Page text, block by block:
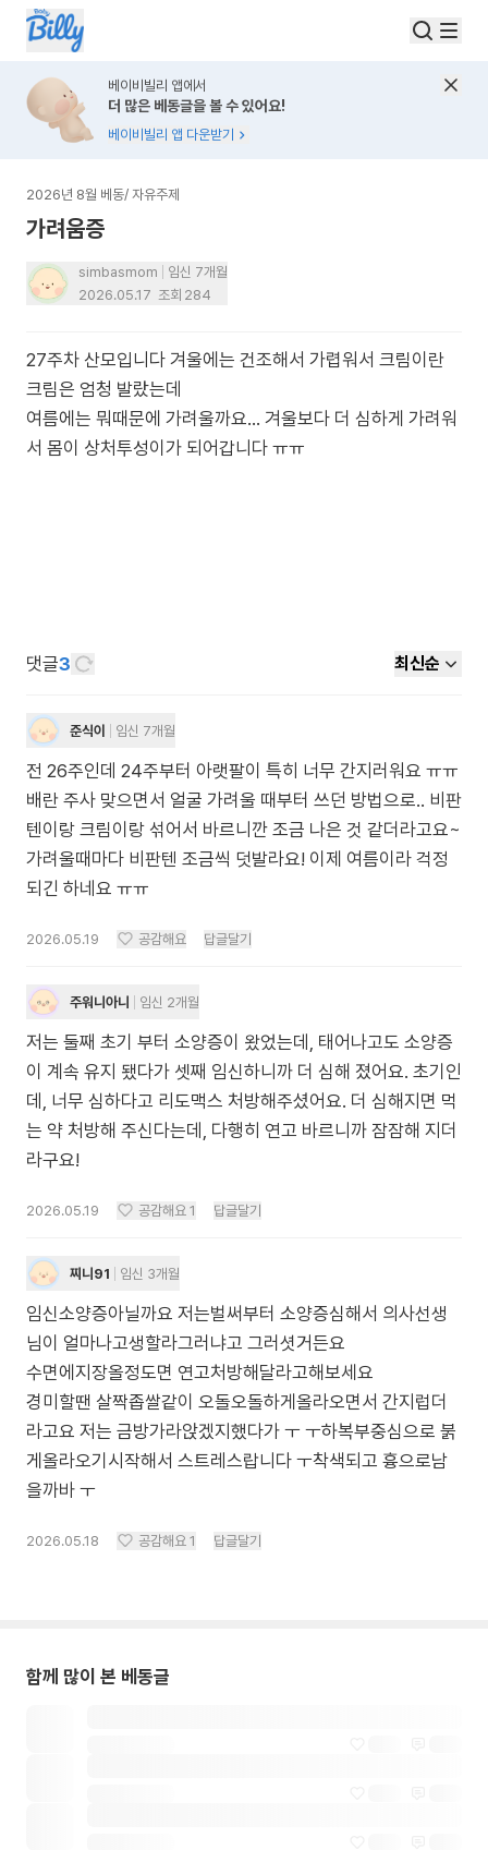
베이비빌리 앱에서
더 많은 베동글을 볼 수 있어요!
베이비빌리 앱 다운받기
2026년 8월 베동/ 자유주제
가려움증
simbasmom
임신 7개월
2026.05.17 조회 284
27주차 산모입니다 겨울에는 건조해서 가렵워서 크림이란
크림은 엄청 발랐는데
여름에는 뭐때문에 가려울까요... 겨울보다 더 심하게 가려워
서 몸이 상처투성이가 되어갑니다 ㅠㅠ
댓글3 최신순
준식이 임신 7개월
전 26주인데 24주부터 아랫팔이 특히 너무 간지러워요 ㅠㅠ
배란 주사 맞으면서 얼굴 가려울 때부터 쓰던 방법으로.. 비판
텐이랑 크림이랑 섞어서 바르니깐 조금 나은 것 같더라고요~
가려울때마다 비판텐 조금씩 덧발라요! 이제 여름이라 걱정
되긴 하네요 ㅠㅠ
2026.05.19 공감해요 답글달기
주워니아니 임신 2개월
저는 둘째 초기 부터 소양증이 왔었는데, 태어나고도 소양증
이 계속 유지 됐다가 셋째 임신하니까 더 심해 졌어요. 초기인
데, 너무 심하다고 리도맥스 처방해주셨어요. 더 심해지면 먹
는 약 처방해 주신다는데, 다행히 연고 바르니까 잠잠해 지더
라구요!
2026.05.19 공감해요 1 답글달기
찌니91 임신 3개월
임신소양증아닐까요 저는벌써부터 소양증심해서 의사선생
님이 얼마나고생할라그러냐고 그러셧거든요
수면에지장올정도면 연고처방해달라고해보세요
경미할땐 살짝좁쌀같이 오돌오돌하게올라오면서 간지럽더
라고요 저는 금방가라앉겠지했다가 ㅜ ㅜ하복부중심으로 붉
게올라오기시작해서 스트레스랍니다 ㅜ착색되고 흉으로남
을까바 ㅜ
2026.05.18 공감해요 1 답글달기
함께 많이 본 베동글